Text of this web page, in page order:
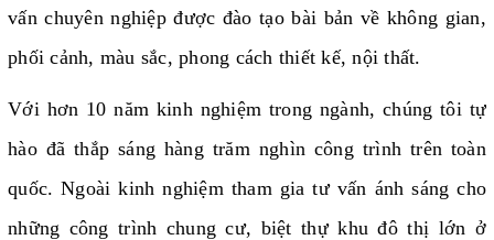
vấn chuyên nghiệp được đào tạo bài bản về không gian,
phối cảnh, màu sắc, phong cách thiết kế, nội thất.
Với hơn 10 năm kinh nghiệm trong ngành, chúng tôi tự
hào đã thắp sáng hàng trăm nghìn công trình trên toàn
quốc. Ngoài kinh nghiệm tham gia tư vấn ánh sáng cho
những công trình chung cư, biệt thự khu đô thị lớn ở